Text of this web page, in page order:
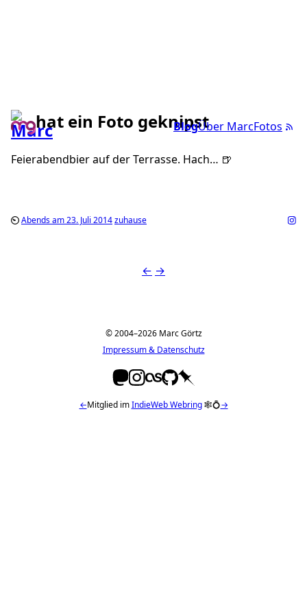
BlogÜber MarcFotos
hat ein Foto geknipst
Feierabendbier auf der Terrasse. Hach… 🍺
Abends am 23. Juli 2014zuhause
← →
© 2004–2026 Marc Görtz
Impressum & Datenschutz
←Mitglied imIndieWeb Webring🕸💍→